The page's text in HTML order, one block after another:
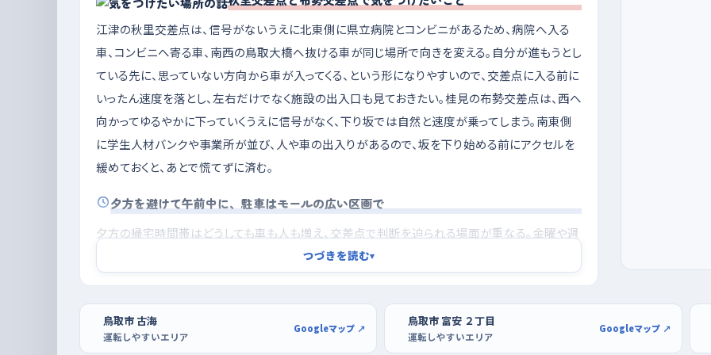
江津の秋里交差点は、信号がないうえに北東側に県立病院とコンビニがあるため、病院へ入る
車、コンビニへ寄る車、南西の鳥取大橋へ抜ける車が同じ場所で向きを変える。自分が進もうとし
ている先に、思っていない方向から車が入ってくる、という形になりやすいので、交差点に入る前に
いったん速度を落とし、左右だけでなく施設の出入口も見ておきたい。桂見の布勢交差点は、西へ
向かってゆるやかに下っていくうえに信号がなく、下り坂では自然と速度が乗ってしまう。南東側
に学生人材バンクや事業所が並び、人や車の出入りがあるので、坂を下り始める前にアクセルを
緩めておくと、あとで慌てずに済む。
夕方を避けて午前中に、駐車はモールの広い区画で
夕方の帰宅時間帯はどうしても車も人も増え、交差点で判断を迫られる場面が重なる。金曜や週
の前半はとくに交通量が多くなりやすいので、練習は平日の午前中や、日曜の早い時間を選ぶと
すい。開店直後なら空いた区画が多く、まっすぐ入れる練習から始められる。もう少し広い場所で
切り返しを繰り返したいなら、イオンモール鳥取北の駐車場も候補になる。停める・出すを何度も
繰り返しておくと、街なかの狭い場所でも落ち着いて対処できるようになる。
つづきを読む▾
鳥取市 古海
運転しやすいエリア
Googleマップ ↗ 鳥取市 富安 ２丁目
運転しやすいエリア
Googleマップ ↗